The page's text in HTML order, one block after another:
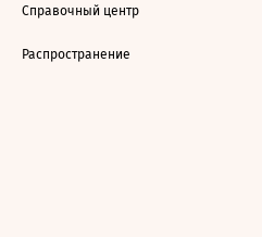
Справочный центр
Распространение